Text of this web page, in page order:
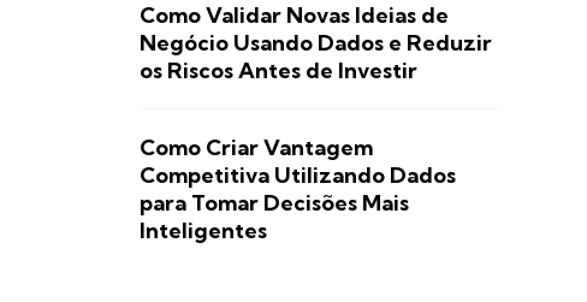
Como Validar Novas Ideias de
Negócio Usando Dados e Reduzir
os Riscos Antes de Investir
Como Criar Vantagem
Competitiva Utilizando Dados
para Tomar Decisões Mais
Inteligentes